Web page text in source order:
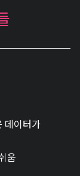
데이터가
움